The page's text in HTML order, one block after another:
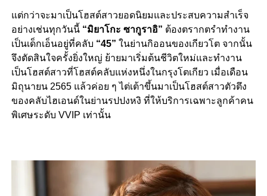
แต่กว่าจะมาเป็นโฮสต์สาวยอดนิยมและประสบความสำเร็จ
อย่างเช่นทุกวันนี้ “มิยาโกะ ซากูราอิ” ต้องตรากตรำทำงาน
เป็นเด็กเอ็นอยู่ที่คลับ “45” ในย่านกิออนของเกียวโต จากนั้น
จึงตัดสินใจครั้งยิ่งใหญ่ ย้ายมาเริ่มต้นชีวิตใหม่และทำงาน
เป็นโฮสต์สาวที่โฮสต์คลับแห่งหนึ่งในกรุงโตเกียว เมื่อเดือน
มิถุนายน 2565 แล้วค่อย ๆ ไต่เต้าขึ้นมาเป็นโฮสต์สาวตัวตึง
ของคลับไฮเอนด์ในย่านรปปงหงิ ที่ให้บริการเฉพาะลูกค้าคน
พิเศษระดับ VVIP เท่านั้น